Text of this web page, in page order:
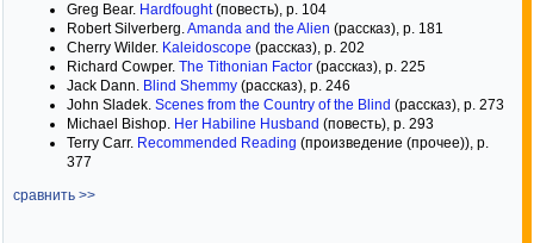
Greg Bear. Hardfought(повесть), p. 104
Robert Silverberg.Amanda and the Alien (рассказ), p. 181
Cherry Wilder. Kaleidoscope (рассказ), p. 202
Richard Cowper. The Tithonian Factor (рассказ), p. 225
Jack Dann. Blind Shemmy (рассказ), p. 246
John Sladek. Scenes from the Country of the Blind (рассказ), p. 273
Michael Bishop. Her Habiline Husband (повесть), p. 293
Terry Carr. Recommended Reading (произведение (прочее)), p.
377
сравнить >>